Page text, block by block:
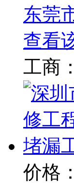
东莞
查看
工商：
价格